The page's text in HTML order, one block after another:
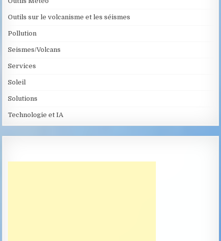
Outils sur le volcanisme et les séismes
Pollution
Seismes/Volcans
Services
Soleil
Solutions
Technologie et IA